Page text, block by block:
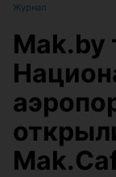
Журнал
Mak.by